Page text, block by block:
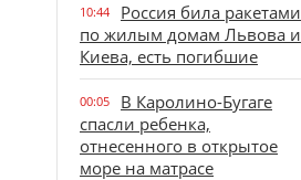
10:44
Россия била ракетами
по жилым домам Львова и
Киева, есть погибшие
00:05
В Каролино-Бугаге
спасли ребенка,
отнесенного в открытое
море на матрасе